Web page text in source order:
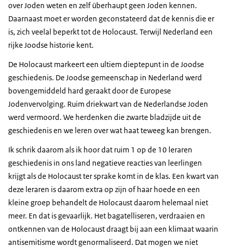
over Joden weten en zelf überhaupt geen Joden kennen.
Daarnaast moet er worden geconstateerd dat de kennis die er
is, zich veelal beperkt tot de Holocaust. Terwijl Nederland een
rijke Joodse historie kent.
De Holocaust markeert een ultiem dieptepunt in de Joodse
geschiedenis. De Joodse gemeenschap in Nederland werd
bovengemiddeld hard geraakt door de Europese
Jodenvervolging. Ruim driekwart van de Nederlandse Joden
werd vermoord. We herdenken die zwarte bladzijde uit de
geschiedenis en we leren over wat haat teweeg kan brengen.
Ik schrik daarom als ik hoor dat ruim 1 op de 10 leraren
geschiedenis in ons land negatieve reacties van leerlingen
krijgt als de Holocaust ter sprake komt in de klas. Een kwart van
deze leraren is daarom extra op zijn of haar hoede en een
kleine groep behandelt de Holocaust daarom helemaal niet
meer. En dat is gevaarlijk. Het bagatelliseren, verdraaien en
ontkennen van de Holocaust draagt bij aan een klimaat waarin
antisemitisme wordt genormaliseerd. Dat mogen we niet